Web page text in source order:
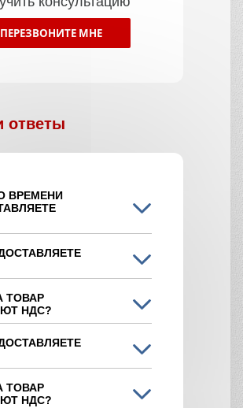
ПЕРЕЗВОНИТЕ МНЕ
ответы
ВРЕМЕНИ
ТОВАР
НДС?
ТОВАР
НДС?